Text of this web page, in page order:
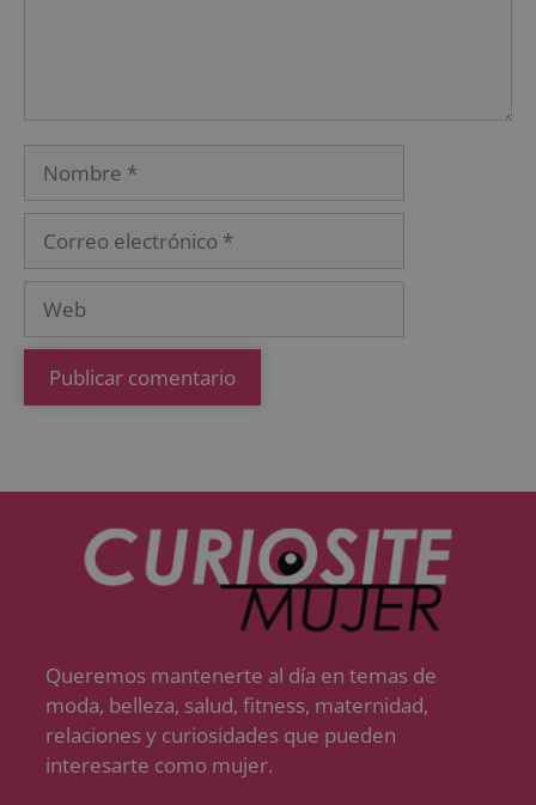
Queremos mantenerte al día en temas de
moda, belleza, salud, fitness, maternidad,
relaciones y curiosidades que pueden
interesarte como mujer.